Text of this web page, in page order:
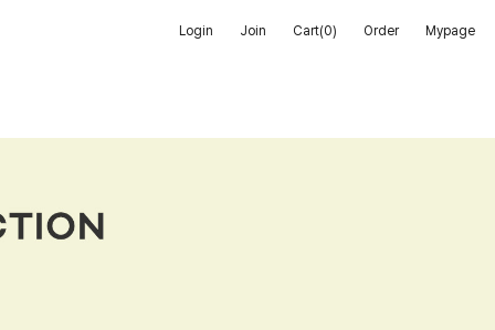
Login Join Cart(0) Order Mypage